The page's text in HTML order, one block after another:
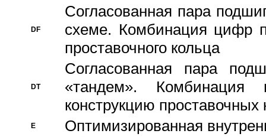
DF
Согласованная пара
схеме. Комбинация цифр
проставочного кольца
DT
Согласованная пара
«тандем».
конструкцию проставочных
E
Оптимизированная